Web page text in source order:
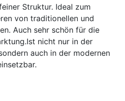
Struktur. Ideal zum
von traditionellen und
Auch sehr schön für die
nicht nur in der
auch in der modernen